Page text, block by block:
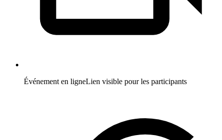
Événement en ligneLien visible pour les participants